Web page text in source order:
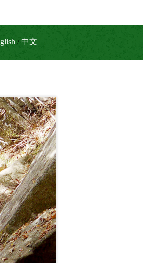
glish /中文